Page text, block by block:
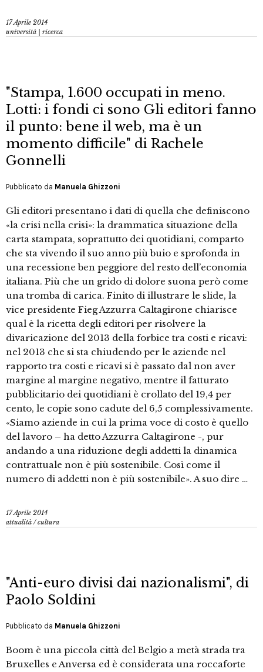
17 Aprile 2014
università | ricerca
"Stampa, 1.600 occupati in meno.
Lotti: i fondi ci sono Gli editori fanno
il punto: bene il web, ma è un
momento difficile" di Rachele
Gonnelli
Pubblicato da Manuela Ghizzoni
Gli editori presentano i dati di quella che definiscono
«la crisi nella crisi»: la drammatica situazione della
carta stampata, soprattutto dei quotidiani, comparto
che sta vivendo il suo anno più buio e sprofonda in
una recessione ben peggiore del resto dell’economia
italiana. Più che un grido di dolore suona però come
una tromba di carica. Finito di illustrare le slide, la
vice presidente Fieg Azzurra Caltagirone chiarisce
qual è la ricetta degli editori per risolvere la
divaricazione del 2013 della forbice tra costi e ricavi:
nel 2013 che si sta chiudendo per le aziende nel
rapporto tra costi e ricavi si è passato dal non aver
margine al margine negativo, mentre il fatturato
pubblicitario dei quotidiani è crollato del 19,4 per
cento, le copie sono cadute del 6,5 complessivamente.
«Siamo aziende in cui la prima voce di costo è quello
del lavoro – ha detto Azzurra Caltagirone -, pur
andando a una riduzione degli addetti la dinamica
contrattuale non è più sostenibile. Così come il
numero di addetti non è più sostenibile». A suo dire …
17 Aprile 2014
attualità /cultura
"Anti-euro divisi dai nazionalismi", di
Paolo Soldini
Pubblicato da Manuela Ghizzoni
Boom è una piccola città del Belgio a metà strada tra
Bruxelles e Anversa ed è considerata una roccaforte